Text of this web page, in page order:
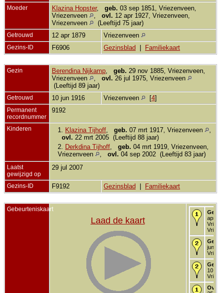
Moeder Klazina Hopster, geb. 03 sep 1851, Vriezenveen,
Vriezenveen
ovl. 12 apr 1927, Vriezenveen,
Vriezenveen
(Leeftijd 75 jaar)
Getrouwd 12 apr 1879 Vriezenveen
Gezins-ID F6906 Gezinsblad Familiekaart
Gezin Berendina Nijkamp geb. 29 nov 1885, Vriezenveen,
Vriezenveen
ovl. 26 jul 1975, Vriezenveen
(Leeftijd 89 jaar)
Getrouwd 10 jun 1916 Vriezenveen [4]
Permanent
recordnummer
9192
Kinderen 1. Klazina Tijhoff geb. 07 mrt 1917, Vriezenveen
ovl. 22 mrt 2005 (Leeftijd 88 jaar)
2.
Derkdina Tijhoff geb. 04 mrt 1919, Vriezenveen,
Vriezenveen
ovl. 04 sep 2002 (Leeftijd 83 jaar)
Laatst
gewijzigd op
29 jul 2007
Gezins-ID F9192 Gezinsblad Familiekaart
Gebeurteniskaart
Laad de kaart
apr
jun
10